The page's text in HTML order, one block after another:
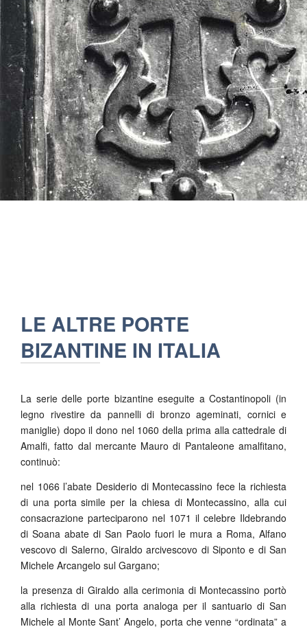
LE ALTRE PORTE
BIZANTINE IN ITALIA
La serie delle porte bizantine eseguite a Costantinopoli (in
legno rivestire da pannelli di bronzo ageminati, cornici e
maniglie) dopo il dono nel 1060 della prima alla cattedrale di
Amalfi, fatto dal mercante Mauro di Pantaleone amalfitano,
continuò:
nel 1066 l’abate Desiderio di Montecassino fece la richiesta
di una porta simile per la chiesa di Montecassino, alla cui
consacrazione parteciparono nel 1071 il celebre Ildebrando
di Soana abate di San Paolo fuori le mura a Roma, Alfano
vescovo di Salerno, Giraldo arcivescovo di Siponto e di San
Michele Arcangelo sul Gargano;
la presenza di Giraldo alla cerimonia di Montecassino portò
alla richiesta di una porta analoga per il santuario di San
Michele al Monte Sant’ Angelo, porta che venne “ordinata” a